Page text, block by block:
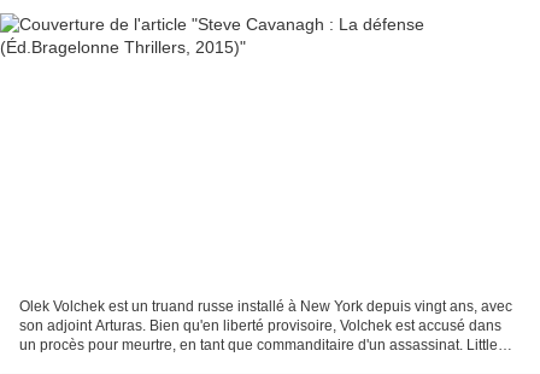
Olek Volchek est un truand russe installé à New York depuis vingt ans, avec
son adjoint Arturas. Bien qu'en liberté provisoire, Volchek est accusé dans
un procès pour meurtre, en tant que commanditaire d'un assassinat. Little